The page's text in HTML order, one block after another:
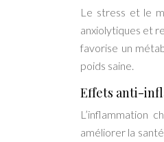
Le stress et le
anxiolytiques et
favorise un
poids saine.
Effets anti-
L’inflammation
améliorer la